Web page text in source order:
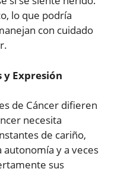
lo que podría
con cuidado
y Expresión
de Cáncer difieren
necesita
de cariño,
y a veces
sus